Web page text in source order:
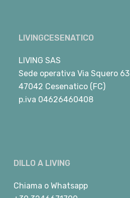
LIVINGCESENATICO
LIVING SAS
Sede operativa Via Squero 63
47042 Cesenatico (FC)
p.iva 04626460408
DILLO A LIVING
Chiama o Whatsapp